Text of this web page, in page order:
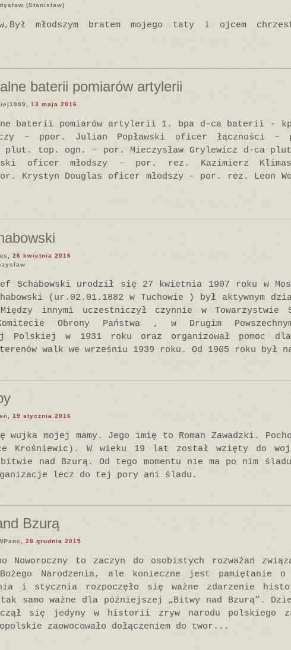
(Stanisław)
młodszym bratem mojego taty i ojcem
baterii pomiarów artylerii
, 13 maja 2016
baterii pomiarów artylerii 1. bpa d-ca baterii -
– ppor. Julian Popławski oficer łączności –
plut. top. ogn. – por. Mieczysław Grylewicz d-ca
oficer młodszy – por. rez. Kazimierz
Krystyn Douglas oficer młodszy – por. rez. Leon
, 26 kwietnia 2016
Schabowski urodził się 27 kwietnia 1907 roku w
(ur.02.01.1882 w Tuchowie ) był aktywnym
innymi uczestniczył czynnie w Towarzystwie
Obrony Państwa , w Drugim
Polskiej w 1931 roku oraz organizował pomoc
terenów walk we wrześniu 1939 roku. Od 1905 roku był
, 19 stycznia 2016
wujka mojej mamy. Jego imię to Roman Zawadzki.
Krośniewic). W wieku 19 lat został wzięty do
nad Bzurą. Od tego momentu nie ma po nim
lecz do tej pory ani śladu.
Bzurą
, 28 grudnia 2015
Noworoczny to zaczyn do osobistych rozważań
Bożego Narodzenia, ale konieczne jest pamiętanie
i stycznia rozpoczęło się ważne zdarzenie
samo ważne dla późniejszej „Bitwy nad Bzurą”.
się jedyny w historii zryw narodu polskiego
zaowocowało dołączeniem do twor...